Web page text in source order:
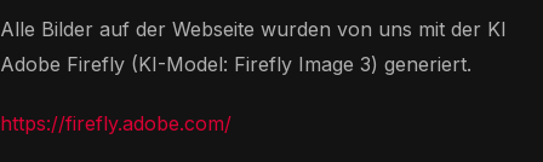
Alle Bilder auf der Webseite wurden von uns mit der KI
Adobe Firefly (KI-Model: Firefly Image 3) generiert.
https://firefly.adobe.com/